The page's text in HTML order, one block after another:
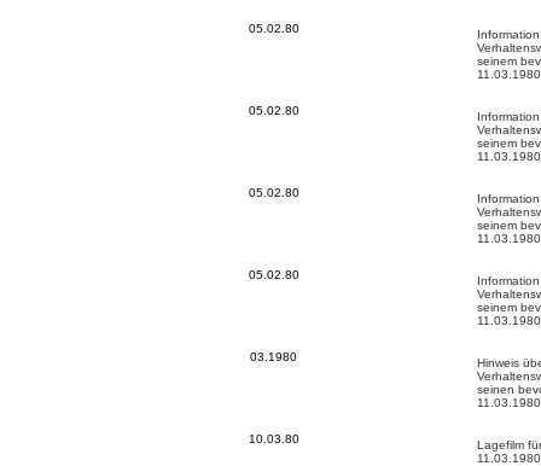
05.02.80
seinem
11.03.1980
05.02.80
seinem
11.03.1980
05.02.80
seinem
11.03.1980
05.02.80
seinem
11.03.1980
03.1980
Hinweis
seinen
11.03.1980
10.03.80
Lagefilm